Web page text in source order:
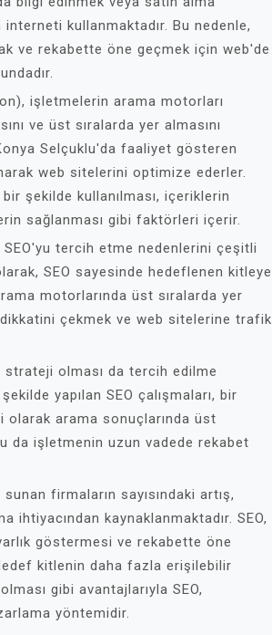
kullanmaktadır. Bu nedenle,
ve rekabette öne geçmek için web'de
işletmelerin arama motorları
ve üst sıralarda yer almasını
Selçuklu'da faaliyet gösteren
web sitelerini optimize ederler.
şekilde kullanılması, içeriklerin
sağlanması gibi faktörleri içerir.
tercih etme nedenlerini çeşitli
SEO sayesinde hedeflenen kitleye
motorlarında üst sıralarda yer
çekmek ve web sitelerine trafik
strateji olması da tercih edilme
yapılan SEO çalışmaları, bir
arama sonuçlarında üst
da işletmenin uzun vadede rekabet
firmaların sayısındaki artış,
kaynaklanmaktadır. SEO,
göstermesi ve rekabette öne
kitlenin daha fazla erişilebilir
gibi avantajlarıyla SEO,
yöntemidir.